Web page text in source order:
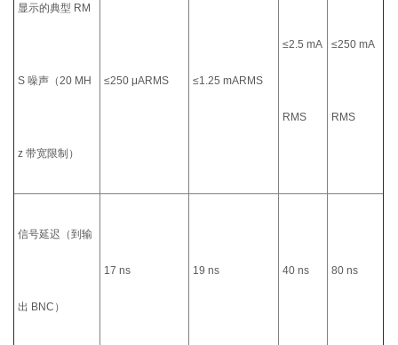
显示的典型 RM
S 噪声（20 MH
z 带宽限制）
≤250 μARMS ≤1.25 mARMS
≤2.5 mA
RMS
≤250 mA
RMS
信号延迟（到输
出 BNC）
17 ns 19 ns 40 ns 80 ns